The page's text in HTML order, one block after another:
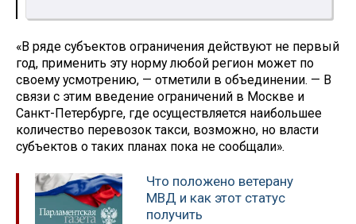
«В ряде субъектов ограничения действуют не первый
год, применить эту норму любой регион может по
своему усмотрению, — отметили в объединении. — В
связи с этим введение ограничений в Москве и
Санкт-Петербурге, где осуществляется наибольшее
количество перевозок такси, возможно, но власти
субъектов о таких планах пока не сообщали».
Что положено ветерану
МВД и как этот статус
получить